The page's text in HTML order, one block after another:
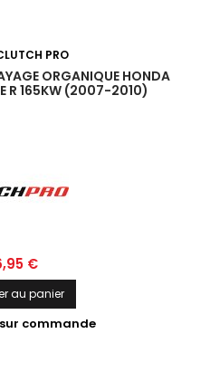
PRO
ORGANIQUE HONDA
R 165KW (2007-2010)
€
au panier
commande